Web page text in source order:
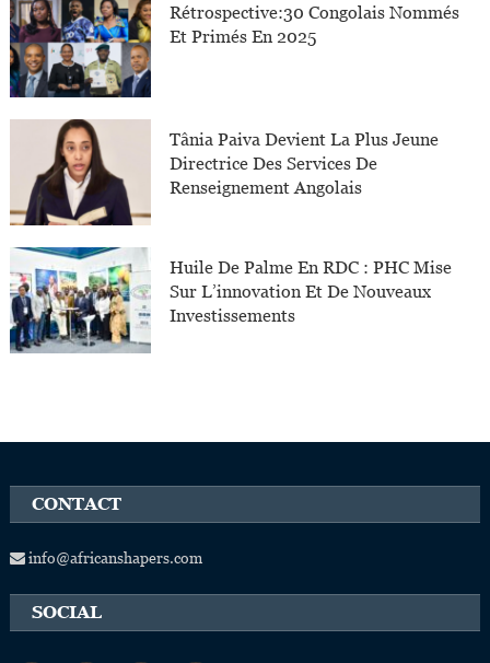
Rétrospective:30 Congolais Nommés
Et Primés En 2025
Tânia Paiva Devient La Plus Jeune
Directrice Des Services De
Renseignement Angolais
Huile De Palme En RDC : PHC Mise
Sur L’innovation Et De Nouveaux
Investissements
CONTACT
info@africanshapers.com
SOCIAL